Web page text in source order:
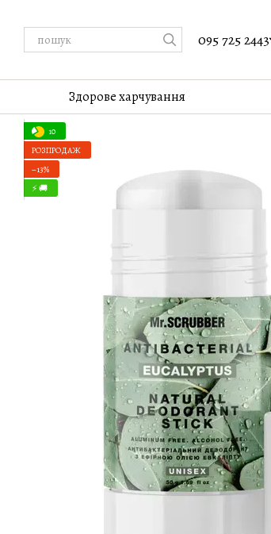
095 725 2443
Здорове харчування
10
РОЗПРОДАЖ
−13%
⚡ 🚚
Разом дешевше